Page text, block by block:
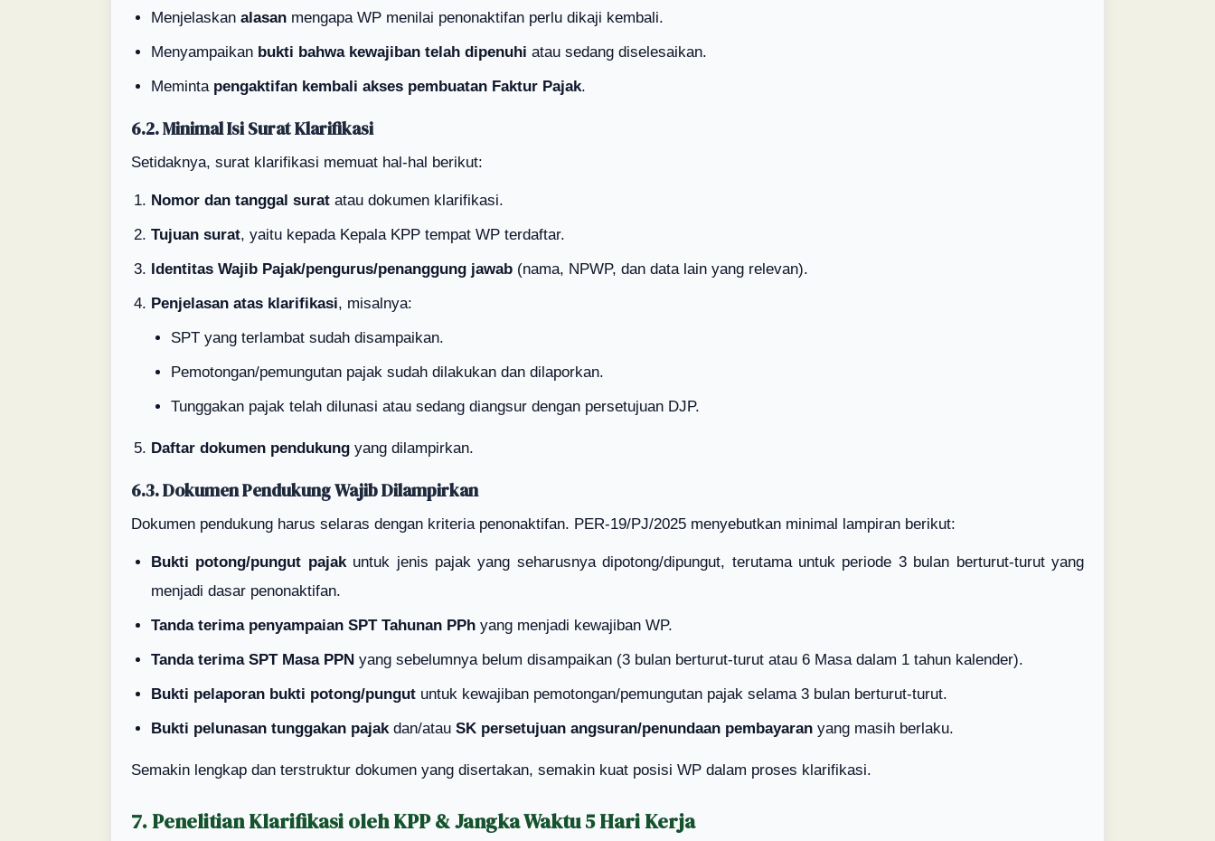
Menjelaskan alasan mengapa WP menilai penonaktifan perlu dikaji kembali.
Menyampaikan bukti bahwa kewajiban telah dipenuhi atau sedang diselesaikan.
Meminta pengaktifan kembali akses pembuatan Faktur Pajak.
6.2. Minimal Isi Surat Klarifikasi
Setidaknya, surat klarifikasi memuat hal-hal berikut:
Nomor dan tanggal surat atau dokumen klarifikasi.
Tujuan surat, yaitu kepada Kepala KPP tempat WP terdaftar.
Identitas Wajib Pajak/pengurus/penanggung jawab (nama, NPWP, dan data lain yang relevan).
Penjelasan atas klarifikasi, misalnya:
SPT yang terlambat sudah disampaikan.
Pemotongan/pemungutan pajak sudah dilakukan dan dilaporkan.
Tunggakan pajak telah dilunasi atau sedang diangsur dengan persetujuan DJP.
Daftar dokumen pendukung yang dilampirkan.
6.3. Dokumen Pendukung Wajib Dilampirkan
Dokumen pendukung harus selaras dengan kriteria penonaktifan. PER-19/PJ/2025 menyebutkan minimal lampiran berikut:
Bukti potong/pungut pajakuntuk jenis pajak yang seharusnya dipotong/dipungut, terutama untuk periode 3 bulan berturut-turut yang
menjadi dasar penonaktifan.
Tanda terima penyampaian SPT Tahunan PPh yang menjadi kewajiban WP.
Tanda terima SPT Masa PPN yang sebelumnya belum disampaikan (3 bulan berturut-turut atau 6 Masa dalam 1 tahun kalender).
Bukti pelaporan bukti potong/pungut untuk kewajiban pemotongan/pemungutan pajak selama 3 bulan berturut-turut.
Bukti pelunasan tunggakan pajakdan/atau SK persetujuan angsuran/penundaan pembayaran yang masih berlaku.
Semakin lengkap dan terstruktur dokumen yang disertakan, semakin kuat posisi WP dalam proses klarifikasi.
7. Penelitian Klarifikasi oleh KPP & Jangka Waktu 5 Hari Kerja